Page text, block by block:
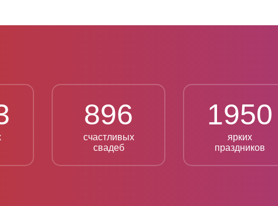
896
счастливых
свадеб
1950
ярких
праздников